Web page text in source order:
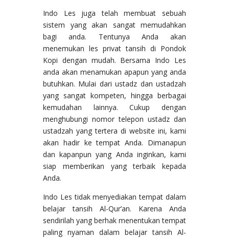
Indo Les juga telah membuat sebuah
sistem yang akan sangat memudahkan
bagi anda. Tentunya Anda akan
menemukan les privat tansih di Pondok
Kopi dengan mudah. Bersama Indo Les
anda akan menamukan apapun yang anda
butuhkan. Mulai dari ustadz dan ustadzah
yang sangat kompeten, hingga berbagai
kemudahan lainnya. Cukup dengan
menghubungi nomor telepon ustadz dan
ustadzah yang tertera di website ini, kami
akan hadir ke tempat Anda. Dimanapun
dan kapanpun yang Anda inginkan, kami
siap memberikan yang terbaik kepada
Anda.
Indo Les tidak menyediakan tempat dalam
belajar tansih Al-Qur’an. Karena Anda
sendirilah yang berhak menentukan tempat
paling nyaman dalam belajar tansih Al-